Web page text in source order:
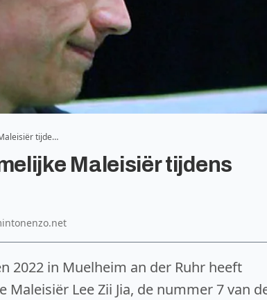
tijde…
Maleisiër tijdens
2022 in Muelheim an der Ruhr heeft
Lee Zii Jia, de nummer 7 van